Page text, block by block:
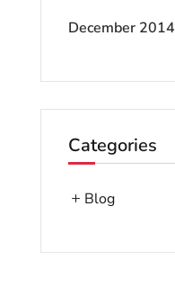
December 2014
Categories
Blog